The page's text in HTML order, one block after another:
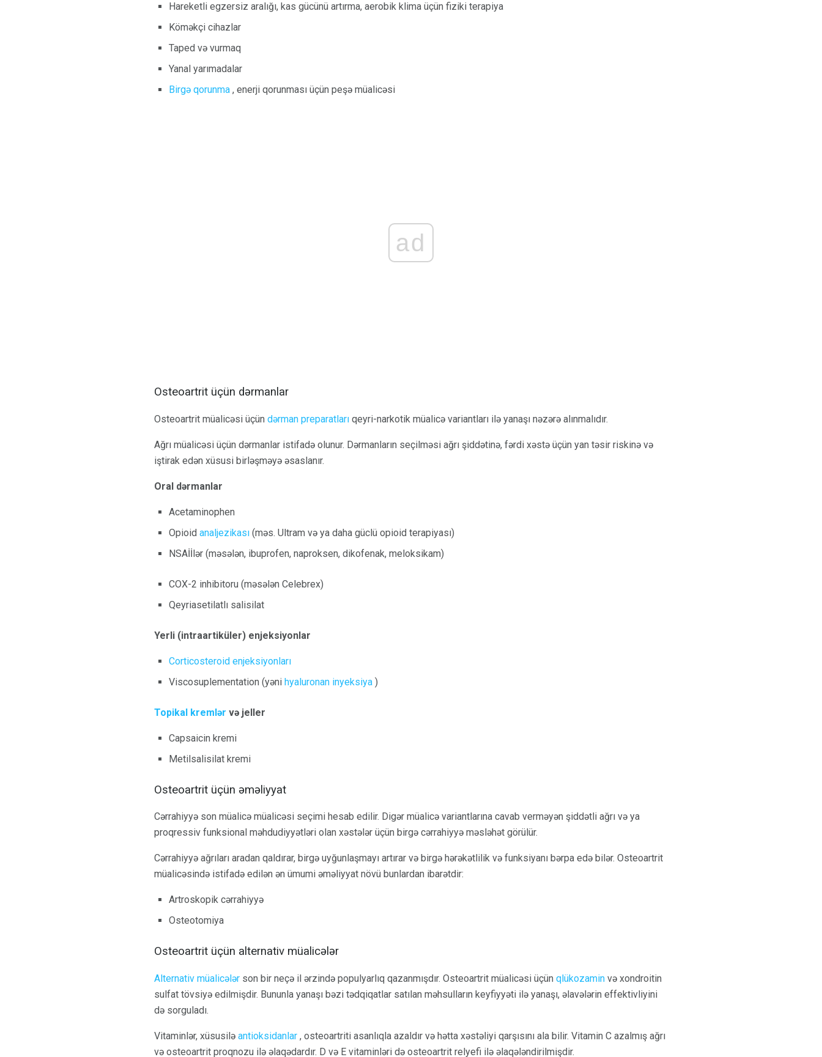
Hareketli egzersiz aralığı, kas gücünü artırma, aerobik klima üçün fiziki terapiya
Köməkçi cihazlar
Taped və vurmaq
Yanal yarımadalar
Birgə qorunma , enerji qorunması üçün peşə müalicəsi
ad
Osteoartrit üçün dərmanlar
Osteoartrit müalicəsi üçün dərman preparatları qeyri-narkotik müalicə variantları ilə yanaşı nəzərə alınmalıdır.
Ağrı müalicəsi üçün dərmanlar istifadə olunur. Dərmanların seçilməsi ağrı şiddətinə, fərdi xəstə üçün yan təsir riskinə və
iştirak edən xüsusi birləşməyə əsaslanır.
Oral dərmanlar
Acetaminophen
Opioid analjezikası (məs. Ultram və ya daha güclü opioid terapiyası)
NSAİİlər (məsələn, ibuprofen, naproksen, dikofenak, meloksikam)
COX-2 inhibitoru (məsələn Celebrex)
Qeyriasetilatlı salisilat
Yerli (intraartiküler) enjeksiyonlar
Corticosteroid enjeksiyonları
Viscosuplementation (yəni hyaluronan inyeksiya )
Topikal kremlər və jeller
Capsaicin kremi
Metilsalisilat kremi
Osteoartrit üçün əməliyyat
Cərrahiyyə son müalicə müalicəsi seçimi hesab edilir. Digər müalicə variantlarına cavab verməyən şiddətli ağrı və ya
proqressiv funksional məhdudiyyətləri olan xəstələr üçün birgə cərrahiyyə məsləhət görülür.
Cərrahiyyə ağrıları aradan qaldırar, birgə uyğunlaşmayı artırar və birgə hərəkətlilik və funksiyanı bərpa edə bilər. Osteoartrit
müalicəsində istifadə edilən ən ümumi əməliyyat növü bunlardan ibarətdir:
Artroskopik cərrahiyyə
Osteotomiya
Osteoartrit üçün alternativ müalicələr
Alternativ müalicələr son bir neçə il ərzində populyarlıq qazanmışdır. Osteoartrit müalicəsi üçün qlükozamin və xondroitin
sulfat tövsiyə edilmişdir. Bununla yanaşı bəzi tədqiqatlar satılan məhsulların keyfiyyəti ilə yanaşı, əlavələrin effektivliyini
də sorguladı.
Vitaminlər, xüsusilə antioksidanlar , osteoartriti asanlıqla azaldır və hətta xəstəliyi qarşısını ala bilir. Vitamin C azalmış ağrı
və osteoartrit proqnozu ilə əlaqədardır. D və E vitaminləri də osteoartrit relyefi ilə əlaqələndirilmişdir.